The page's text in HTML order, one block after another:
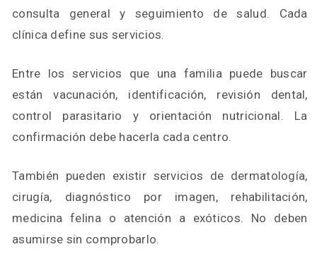
consulta general y seguimiento de salud. Cada
clínica define sus servicios.
Entre los servicios que una familia puede buscar
están vacunación, identificación, revisión dental,
control parasitario y orientación nutricional. La
confirmación debe hacerla cada centro.
También pueden existir servicios de dermatología,
cirugía, diagnóstico por imagen, rehabilitación,
medicina felina o atención a exóticos. No deben
asumirse sin comprobarlo.